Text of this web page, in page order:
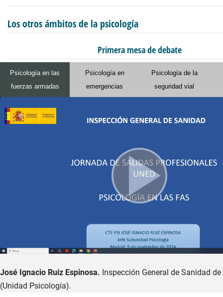
Los otros ámbitos de la psicología
Primera mesa de debate
Psicología en las
fuerzas armadas
Psicología en
emergencias
Psicología de la
seguridad vial
José Ignacio Ruiz Espinosa. Inspección General de Sanidad
(Unidad Psicología).